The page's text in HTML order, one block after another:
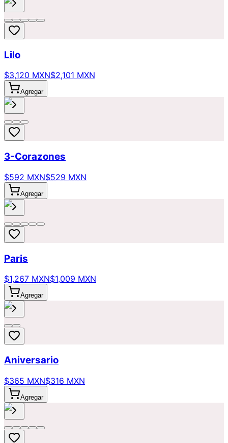
Lilo
$3,120 MXN$2,101 MXN
Agregar
3-Corazones
$592 MXN$529 MXN
Agregar
Paris
$1,267 MXN$1,009 MXN
Agregar
Aniversario
$365 MXN$316 MXN
Agregar